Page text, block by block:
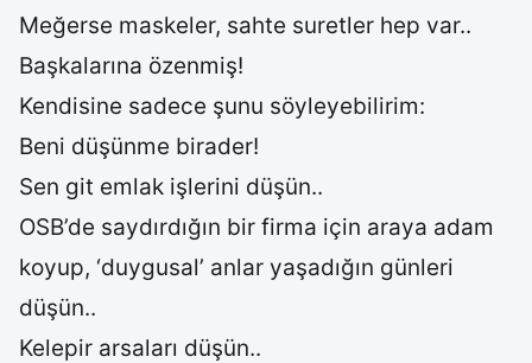
Meğerse maskeler, sahte suretler hep var..
Başkalarına özenmiş!
Kendisine sadece şunu söyleyebilirim:
Beni düşünme birader!
Sen git emlak işlerini düşün..
OSB’de saydırdığın bir firma için araya adam
koyup, ‘duygusal’ anlar yaşadığın günleri
düşün..
Kelepir arsaları düşün..